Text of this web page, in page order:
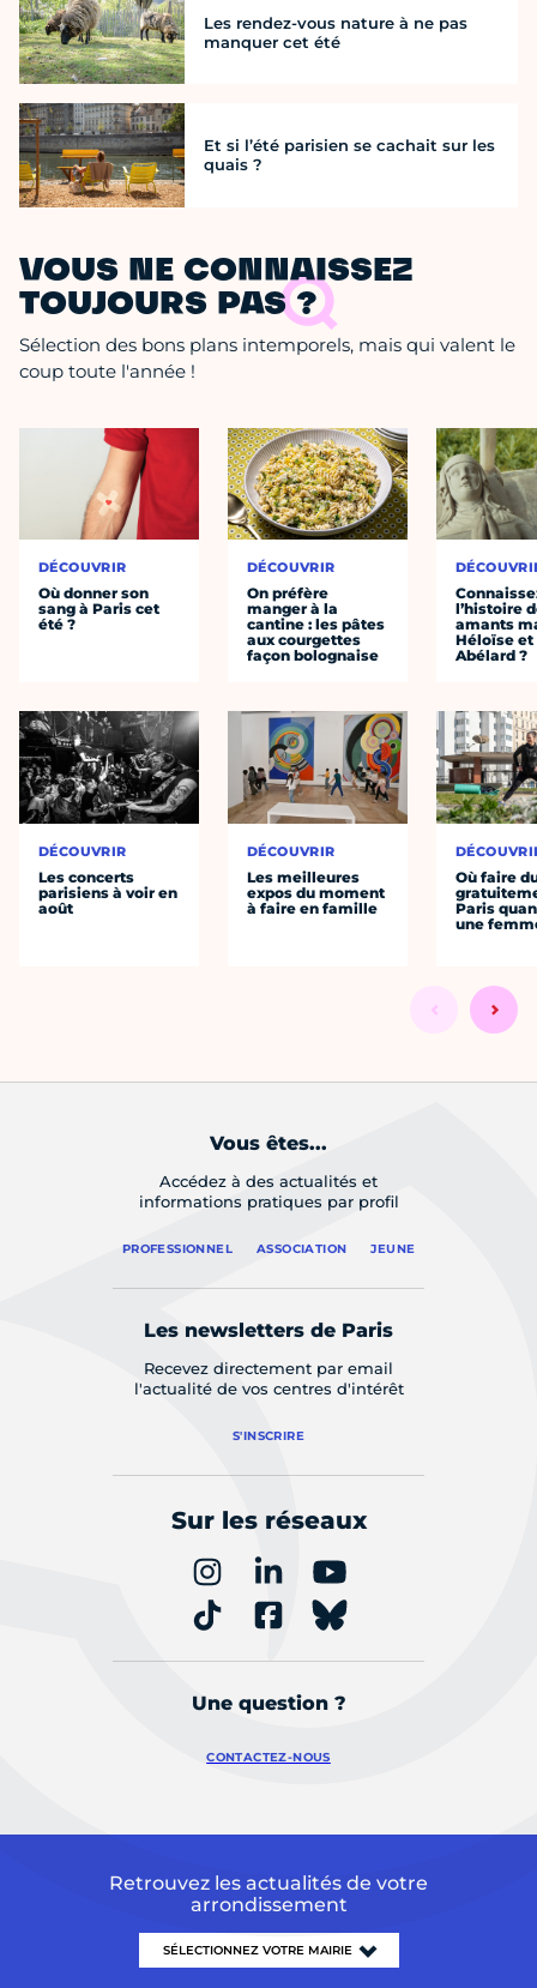
Les rendez-vous nature à ne pas
manquer cet été
Et si l’été parisien se cachait sur les
quais ?
VOUS NE CONNAISSEZ
TOUJOURS PAS ?
Sélection des bons plans intemporels, mais qui valent le
coup toute l'année !
DÉCOUVRIR
Où donner son
sang à Paris cet
été ?
DÉCOUVRIR
Les concerts
parisiens à voir en
août
DÉCOUVRIR
On préfère
manger à la
cantine : les pâtes
aux courgettes
façon bolognaise
DÉCOUVRIR
Les meilleures
expos du moment
à faire en famille
l’histoire
amants
Héloïse et
Abélard ?
Où faire
Paris
une
Vous êtes...
Accédez à des actualités et
informations pratiques par profil
PROFESSIONNEL ASSOCIATION JEUNE
Les newsletters de Paris
Recevez directement par email
l'actualité de vos centres d'intérêt
S'INSCRIRE
Sur les réseaux
Une question ?
CONTACTEZ-NOUS
Retrouvez les actualités de votre
arrondissement